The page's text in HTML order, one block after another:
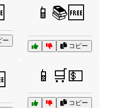
ー
📱📚🆓
コピー
📱🛒💵
コピー